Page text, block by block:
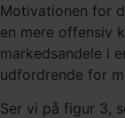
Motivationen for
en mere offensiv
markedsandele i
udfordrende for
Ser vi på figur 3,